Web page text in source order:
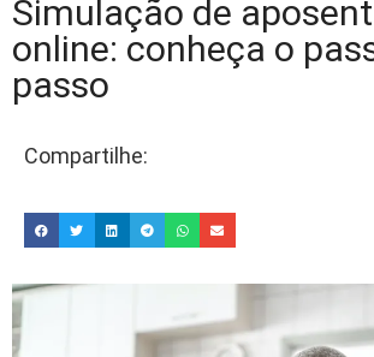
Simulação de
online: conheça o
passo
Compartilhe: